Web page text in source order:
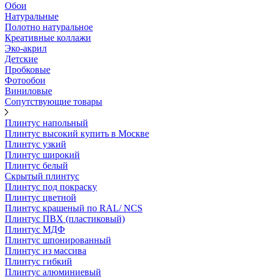
Обои
Натуральные
Полотно натуральное
Креативные коллажи
Эко-акрил
Детские
Пробковые
Фотообои
Виниловые
Сопутствующие товары
Плинтус напольный
Плинтус высокий купить в Москве
Плинтус узкий
Плинтус широкий
Плинтус белый
Скрытый плинтус
Плинтус под покраску
Плинтус цветной
Плинтус крашеный по RAL/ NCS
Плинтус ПВХ (пластиковый)
Плинтус МДФ
Плинтус шпонированный
Плинтус из массива
Плинтус гибкий
Плинтус алюминиевый